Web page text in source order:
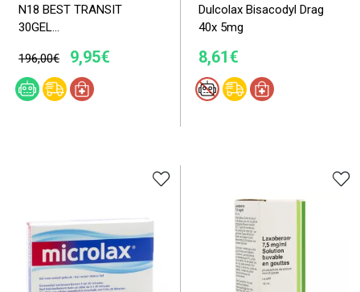
N18 BEST TRANSIT
30GEL...
196,00€ 9,95€
Dulcolax Bisacodyl Drag
40x 5mg
8,61€